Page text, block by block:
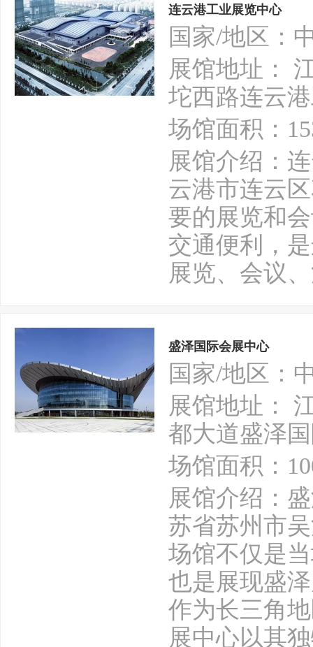
连云港工业展览中心
国家/地区：
展馆地址：
坨西路连云
场馆面积：
展馆介绍：
云港市连云
要的展览和
交通便利，
展览、会议
盛泽国际会展中心
国家/地区：
展馆地址：
都大道盛泽
场馆面积：
展馆介绍：
苏省苏州市
场馆不仅是
也是展现盛
作为长三角
展中心以其